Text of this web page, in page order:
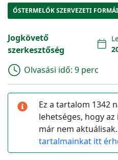
ŐSTERMELŐK SZERVEZETI FORMÁI
Jogkövető
szerkesztőség
Olvasási idő: 9 perc
Ez a tartalom 1342
lehetséges, hogy
már nem aktuálisak.
tartalmainkat itt